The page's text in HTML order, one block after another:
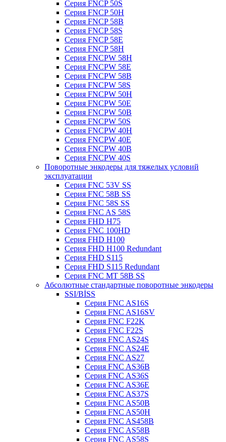
Серия FNCP 50S
Серия FNCP 50H
Серия FNCP 58B
Серия FNCP 58S
Серия FNCP 58E
Серия FNCP 58H
Серия FNCPW 58H
Серия FNCPW 58E
Серия FNCPW 58B
Серия FNCPW 58S
Серия FNCPW 50H
Серия FNCPW 50E
Серия FNCPW 50B
Серия FNCPW 50S
Серия FNCPW 40H
Серия FNCPW 40E
Серия FNCPW 40B
Серия FNCPW 40S
Поворотные энкодеры для тяжелых условий
эксплуатации
Серия FNC 53V SS
Серия FNC 58B SS
Серия FNC 58S SS
Серия FNC AS 58S
Серия FHD H75
Серия FNC 100HD
Серия FHD H100
Серия FHD H100 Redundant
Серия FHD S115
Серия FHD S115 Redundant
Серия FNC MT 58B SS
Абсолютные стандартные поворотные энкодеры
SSI/BİSS
Серия FNC AS16S
Серия FNC AS16SV
Серия FNC F22K
Серия FNC F22S
Серия FNC AS24S
Серия FNC AS24E
Серия FNC AS27
Серия FNC AS36B
Серия FNC AS36S
Серия FNC AS36E
Серия FNC AS37S
Серия FNC AS50B
Серия FNC AS50H
Серия FNC AS458B
Серия FNC AS58B
Серия FNC AS58S